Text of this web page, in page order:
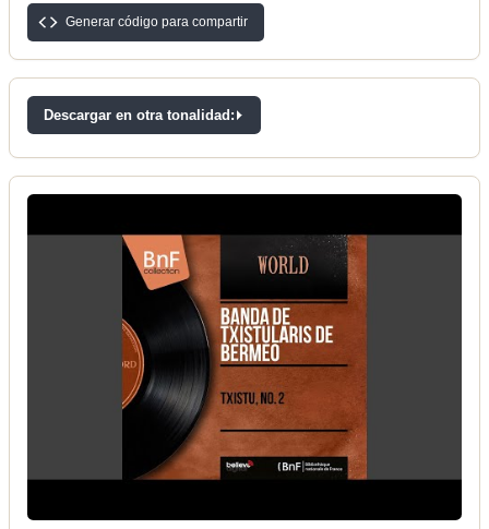
Generar código para compartir
Descargar en otra tonalidad: